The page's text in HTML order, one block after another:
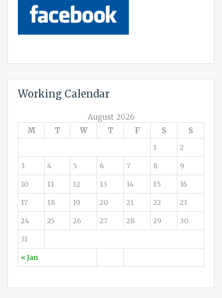
Working Calendar
August 2026
M
T W T F S S
« Jan
1 2
3 4 5 6 7 8 9
10 11 12 13 14 15 16
17 18 19 20 21 22 23
24 25 26 27 28 29 30
31